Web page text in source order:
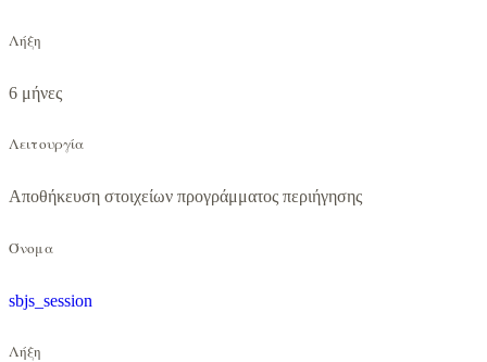
Λήξη
6 μήνες
Λειτουργία
Αποθήκευση στοιχείων προγράμματος περιήγησης
Όνομα
sbjs_session
Λήξη